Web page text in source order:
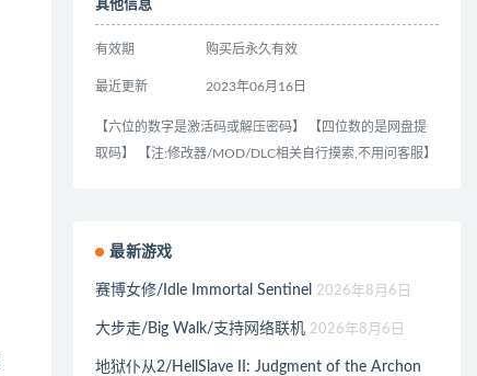
其他信息
有效期 购买后永久有效
最近更新 2023年06月16日
【六位的数字是激活码或解压密码】 【四位数的是网盘提
取码】 【注:修改器/MOD/DLC相关自行摸索,不用问客服】
最新游戏
赛博女修/Idle Immortal Sentinel 2026年8月6日
大步走/Big Walk/支持网络联机 2026年8月6日
地狱仆从2/HellSlave II: Judgment of the Archon